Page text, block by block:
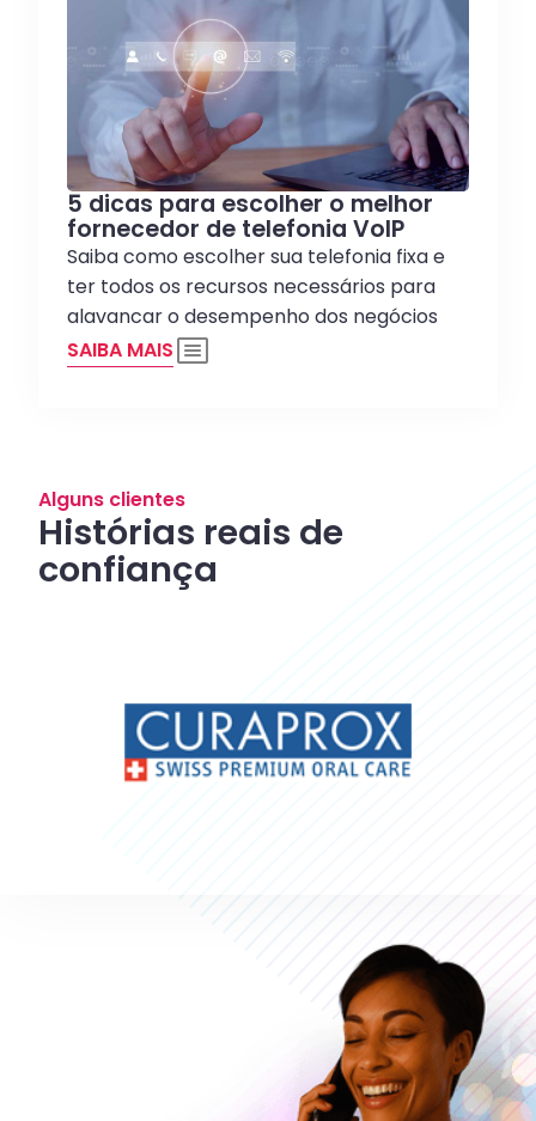
5 dicas para escolher o melhor
fornecedor de telefonia VoIP
Saiba como escolher sua telefonia fixa e
ter todos os recursos necessários para
alavancar o desempenho dos negócios
SAIBA MAIS
Alguns clientes
Histórias reais de
confiança